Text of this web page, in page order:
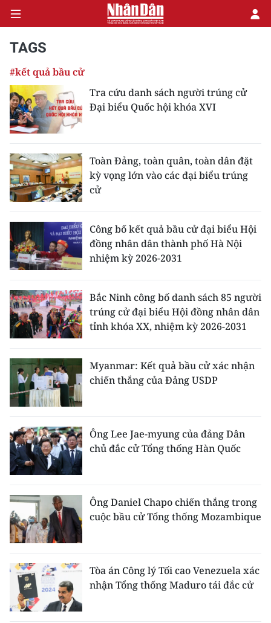
CHÍNH TRỊ
KINH TẾ
XÃ HỘI
PHÁP LUẬT
DU LỊCH
THẾ GIỚI
GIÁO DỤC
KHOA HỌC - CÔNG NGHỆ
MÔI TRƯỜNG
BẠN ĐỌC
KIỂM CHỨNG THÔNG TIN
54 DÂN TỘC VIỆT NAM
CHƯƠNG TRÌNH OCOP - MỖI XÃ
MỘT SẢN PHẨM
RADIO
TAGS
#kết quả bầu cử
Tra cứu danh sách người trúng cử
Đại biểu Quốc hội khóa XVI
Toàn Đảng, toàn quân, toàn dân đặt
kỳ vọng lớn vào các đại biểu trúng
cử
Công bố kết quả bầu cử đại biểu Hội
đồng nhân dân thành phố Hà Nội
nhiệm kỳ 2026-2031
Bắc Ninh công bố danh sách 85 người
trúng cử đại biểu Hội đồng nhân dân
tỉnh khóa XX, nhiệm kỳ 2026-2031
Myanmar: Kết quả bầu cử xác nhận
chiến thắng của Đảng USDP
Ông Lee Jae-myung của đảng Dân
chủ đắc cử Tổng thống Hàn Quốc
Ông Daniel Chapo chiến thắng trong
cuộc bầu cử Tổng thống Mozambique
Tòa án Công lý Tối cao Venezuela xác
nhận Tổng thống Maduro tái đắc cử